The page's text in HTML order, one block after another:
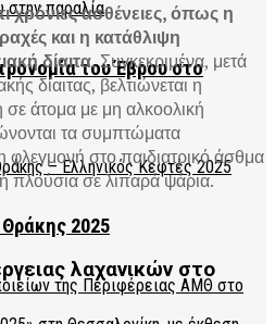
του Έβρου στο
2025
χρόνιες ασθένειες, όπως η
και η κατάθλιψη
δίαιτα.Συγκεκριμένα, μετά
δίαιτας, βελτιώνεται η
σε άτομα με μη αλκοολική
τα συμπτώματα
φλεγμονή στο παιδιατρικό άσθμα
πλούσια σε λιπαρά ψάρια.
λαχανικών στο